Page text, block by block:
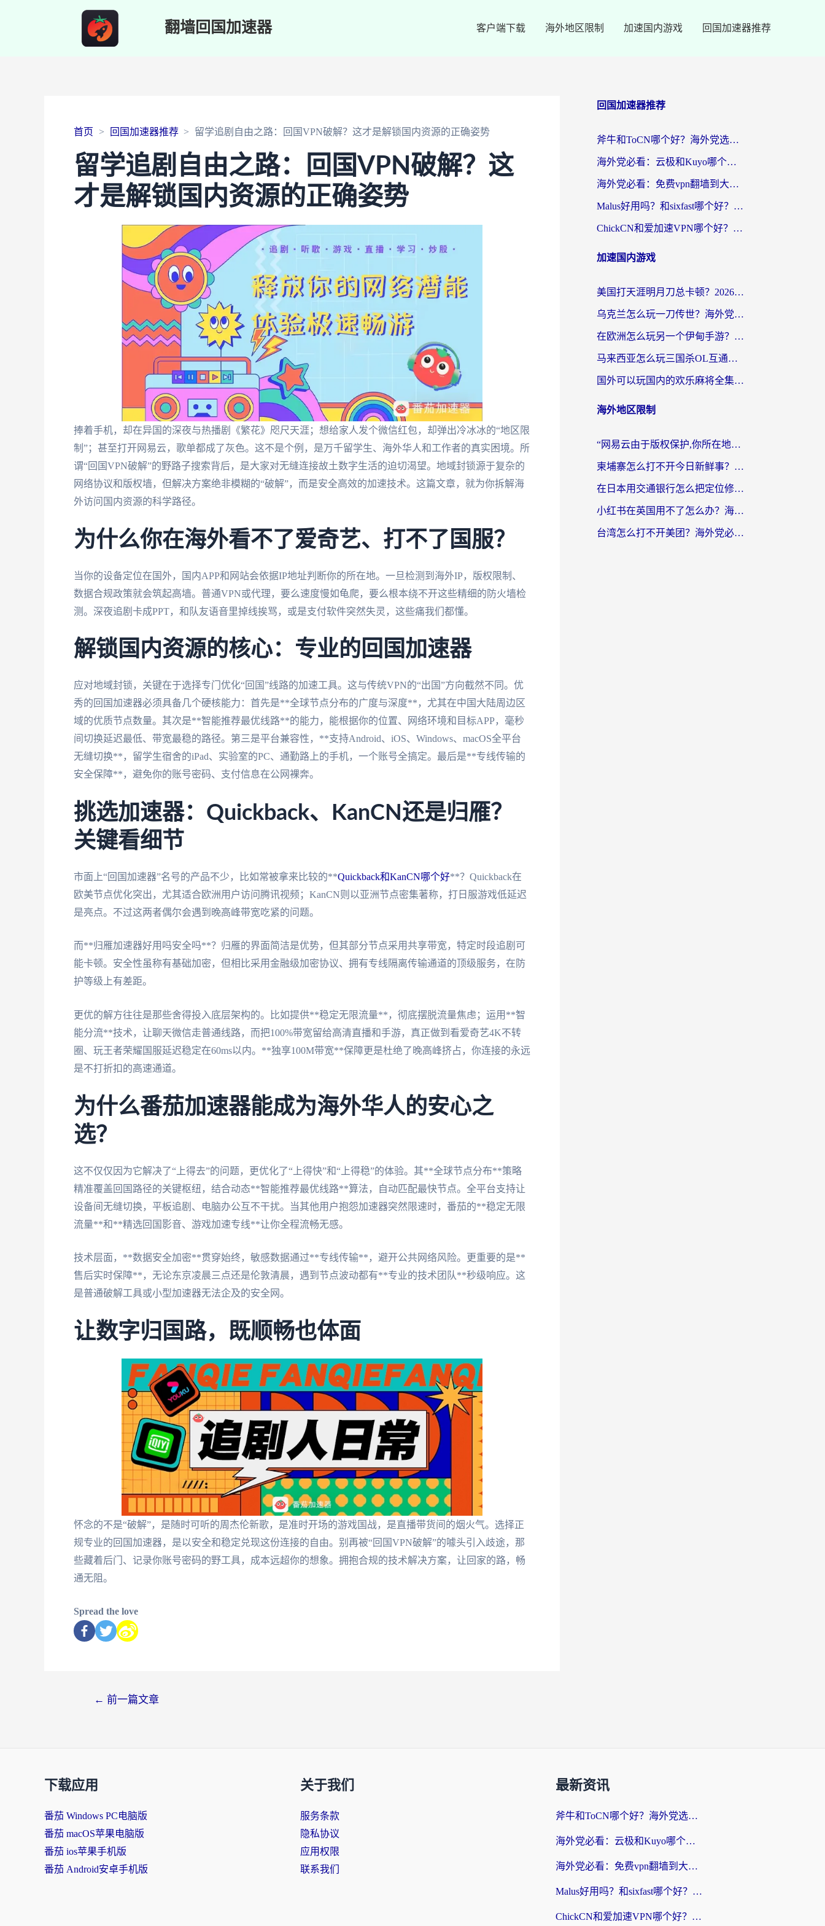
翻墙回国加速器 客户端下载 海外地区限制 加速国内游戏 回国加速器推荐
首页 回国加速器推荐 留学追剧自由之路：回国VPN破解？这才是解锁国内资源的正确姿势
留学追剧自由之路：回国VPN破解？这
才是解锁国内资源的正确姿势
捧着手机，却在异国的深夜与热播剧《繁花》咫尺天涯；想给家人发个微信红包，却弹出冷冰冰的“地区限
制”；甚至打开网易云，歌单都成了灰色。这不是个例，是万千留学生、海外华人和工作者的真实困境。所
谓“回国VPN破解”的野路子搜索背后，是大家对无缝连接故土数字生活的迫切渴望。地域封锁源于复杂的
网络协议和版权墙，但解决方案绝非模糊的“破解”，而是安全高效的加速技术。这篇文章，就为你拆解海
外访问国内资源的科学路径。
为什么你在海外看不了爱奇艺、打不了国服？
当你的设备定位在国外，国内APP和网站会依据IP地址判断你的所在地。一旦检测到海外IP，版权限制、
数据合规政策就会筑起高墙。普通VPN或代理，要么速度慢如龟爬，要么根本绕不开这些精细的防火墙检
测。深夜追剧卡成PPT，和队友语音里掉线挨骂，或是支付软件突然失灵，这些痛我们都懂。
解锁国内资源的核心：专业的回国加速器
应对地域封锁，关键在于选择专门优化“回国”线路的加速工具。这与传统VPN的“出国”方向截然不同。优
秀的回国加速器必须具备几个硬核能力：首先是**全球节点分布的广度与深度**，尤其在中国大陆周边区
域的优质节点数量。其次是**智能推荐最优线路**的能力，能根据你的位置、网络环境和目标APP，毫秒
间切换延迟最低、带宽最稳的路径。第三是平台兼容性，**支持Android、iOS、Windows、macOS全平台
无缝切换**，留学生宿舍的iPad、实验室的PC、通勤路上的手机，一个账号全搞定。最后是**专线传输的
安全保障**，避免你的账号密码、支付信息在公网裸奔。
挑选加速器：Quickback、KanCN还是归雁？
关键看细节
市面上“回国加速器”名号的产品不少，比如常被拿来比较的**Quickback和KanCN哪个好**？Quickback在
欧美节点优化突出，尤其适合欧洲用户访问腾讯视频；KanCN则以亚洲节点密集著称，打日服游戏低延迟
是亮点。不过这两者偶尔会遇到晚高峰带宽吃紧的问题。
而**归雁加速器好用吗安全吗**？归雁的界面简洁是优势，但其部分节点采用共享带宽，特定时段追剧可
能卡顿。安全性虽称有基础加密，但相比采用金融级加密协议、拥有专线隔离传输通道的顶级服务，在防
护等级上有差距。
更优的解方往往是那些舍得投入底层架构的。比如提供**稳定无限流量**，彻底摆脱流量焦虑；运用**智
能分流**技术，让聊天微信走普通线路，而把100%带宽留给高清直播和手游，真正做到看爱奇艺4K不转
圈、玩王者荣耀国服延迟稳定在60ms以内。**独享100M带宽**保障更是杜绝了晚高峰挤占，你连接的永远
是不打折扣的高速通道。
为什么番茄加速器能成为海外华人的安心之
选？
这不仅仅因为它解决了“上得去”的问题，更优化了“上得快”和“上得稳”的体验。其**全球节点分布**策略
精准覆盖回国路径的关键枢纽，结合动态**智能推荐最优线路**算法，自动匹配最快节点。全平台支持让
设备间无缝切换，平板追剧、电脑办公互不干扰。当其他用户抱怨加速器突然限速时，番茄的**稳定无限
流量**和**精选回国影音、游戏加速专线**让你全程流畅无感。
技术层面，**数据安全加密**贯穿始终，敏感数据通过**专线传输**，避开公共网络风险。更重要的是**
售后实时保障**，无论东京凌晨三点还是伦敦清晨，遇到节点波动都有**专业的技术团队**秒级响应。这
是普通破解工具或小型加速器无法企及的安全网。
让数字归国路，既顺畅也体面
怀念的不是“破解”，是随时可听的周杰伦新歌，是准时开场的游戏国战，是直播带货间的烟火气。选择正
规专业的回国加速器，是以安全和稳定兑现这份连接的自由。别再被“回国VPN破解”的噱头引入歧途，那
些藏着后门、记录你账号密码的野工具，成本远超你的想象。拥抱合规的技术解决方案，让回家的路，畅
通无阻。
Spread the love
← 前一篇文章
回国加速器推荐
斧牛和ToCN哪个好？海外党选回国加速器的避坑指南（附免费工具推荐）
海外党必看：云极和Kuyo哪个好？3招选对回国加速器，无缝刷国内资源
海外党必看：免费vpn翻墙到大陆？别踩坑！教你选对回国加速器无缝追剧玩游戏
Malus好用吗？和sixfast哪个好？海外华人亲测3款热门回国加速器，附排名指南
ChickCN和爱加速VPN哪个好？海外党亲测3款回国加速器，这一款才是无缝访问国内资源的最优解
加速国内游戏
美国打天涯明月刀总卡顿？2026实测有效的加速器推荐（附跨平台使用技巧）
乌克兰怎么玩一刀传世？海外党国服游戏加速终极指南（附天下-异兽山海街头篮球实测）
在欧洲怎么玩另一个伊甸手游？海外党亲测有效的国服游戏加速指南
马来西亚怎么玩三国杀OL互通版？海外党必看的国服游戏加速器避坑指南
国外可以玩国内的欢乐麻将全集吗？海外党亲测有效的国服游戏加速指南
海外地区限制
“网易云由于版权保护,你所在地区”无法播放？海外党听国内音乐听书的加速器选择指南
柬埔寨怎么打不开今日新鲜事？海外华人追剧看新闻的加速器选择指南
在日本用交通银行怎么把定位修改到中国国内？海外党必备实用指南（附追剧支付社交全解）
小红书在英国用不了怎么办？海外党必看的回国加速解决方案
台湾怎么打不开美团？海外党必看：3个实用技巧解决国内App地区限制难题
下载应用
番茄 Windows PC电脑版
番茄 macOS苹果电脑版
番茄 ios苹果手机版
番茄 Android安卓手机版
关于我们
服务条款
隐私协议
应用权限
联系我们
最新资讯
斧牛和ToCN哪个好？海外党选回国加速器的避坑指南（附免费工具推荐）
海外党必看：云极和Kuyo哪个好？3招选对回国加速器，无缝刷国内资源
海外党必看：免费vpn翻墙到大陆？别踩坑！教你选对回国加速器无缝追剧玩游戏
Malus好用吗？和sixfast哪个好？海外华人亲测3款热门回国加速器，附排名指南
ChickCN和爱加速VPN哪个好？海外党亲测3款回国加速器，这一款才是无缝访问国内资源的最优解